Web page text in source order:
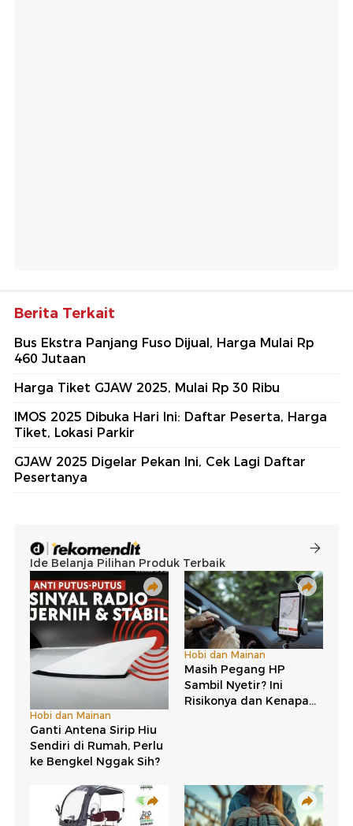
Berita Terkait
Bus Ekstra Panjang Fuso Dijual, Harga Mulai Rp
460 Jutaan
Harga Tiket GJAW 2025, Mulai Rp 30 Ribu
IMOS 2025 Dibuka Hari Ini: Daftar Peserta, Harga
Tiket, Lokasi Parkir
GJAW 2025 Digelar Pekan Ini, Cek Lagi Daftar
Pesertanya